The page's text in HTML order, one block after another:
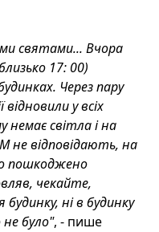
святами... Вчора
17: 00)
Через пару
у всіх
немає світла і на
не відповідають, на
пошкоджено
чекайте,
ні в будинку
не було", - пише